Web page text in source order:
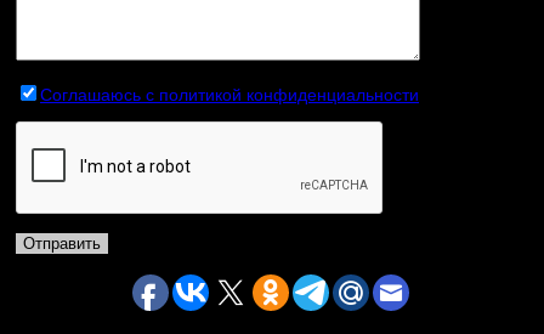
Соглашаюсь с политикой конфиденциальности